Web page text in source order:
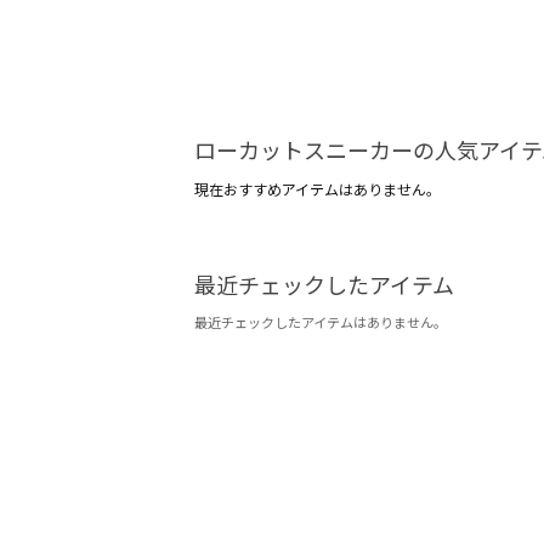
ローカットスニーカーの人気アイ
現在おすすめアイテムはありません。
最近チェックしたアイテム
最近チェックしたアイテムはありません。